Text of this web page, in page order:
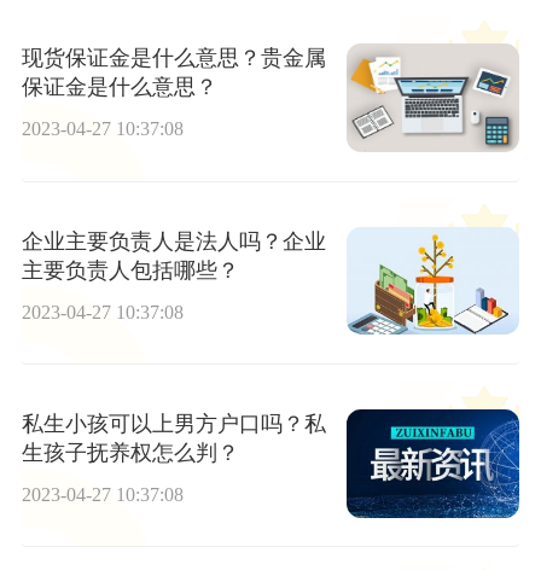
现货保证金是什么意思？贵金属
保证金是什么意思？
2023-04-27 10:37:08
企业主要负责人是法人吗？企业
主要负责人包括哪些？
2023-04-27 10:37:08
私生小孩可以上男方户口吗？私
生孩子抚养权怎么判？
2023-04-27 10:37:08